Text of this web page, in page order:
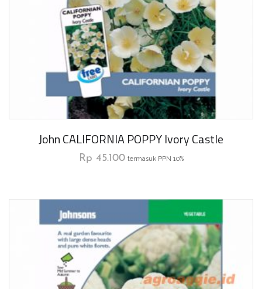
John CALIFORNIA POPPY Ivory Castle
Rp 45.100 termasuk PPN 10%